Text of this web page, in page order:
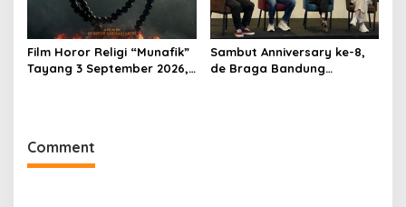
Film Horor Religi “Munafik”
Tayang 3 September 2026,
Sambut Anniversary ke-8,
de Braga Bandung
Comment